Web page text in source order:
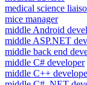
medical science
mice manager
middle Android
middle ASP.NET
middle back end
middle C# developer
middle C++